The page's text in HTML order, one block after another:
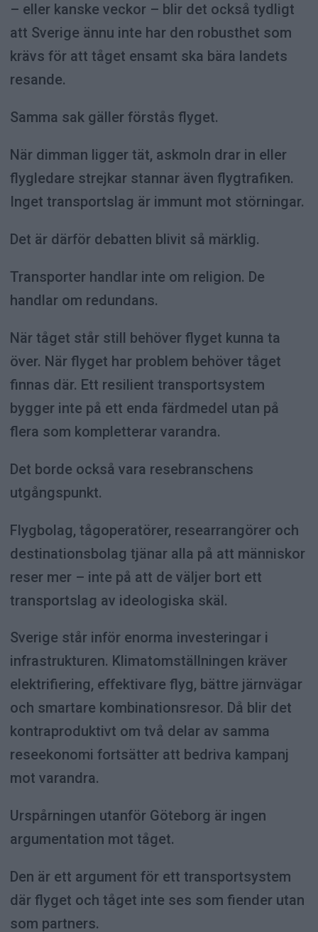
– eller kanske veckor – blir det också tydligt
att Sverige ännu inte har den robusthet som
krävs för att tåget ensamt ska bära landets
resande.
Samma sak gäller förstås flyget.
När dimman ligger tät, askmoln drar in eller
flygledare strejkar stannar även flygtrafiken.
Inget transportslag är immunt mot störningar.
Det är därför debatten blivit så märklig.
Transporter handlar inte om religion. De
handlar om redundans.
När tåget står still behöver flyget kunna ta
över. När flyget har problem behöver tåget
finnas där. Ett resilient transportsystem
bygger inte på ett enda färdmedel utan på
flera som kompletterar varandra.
Det borde också vara resebranschens
utgångspunkt.
Flygbolag, tågoperatörer, researrangörer och
destinationsbolag tjänar alla på att människor
reser mer – inte på att de väljer bort ett
transportslag av ideologiska skäl.
Sverige står inför enorma investeringar i
infrastrukturen. Klimatomställningen kräver
elektrifiering, effektivare flyg, bättre järnvägar
och smartare kombinationsresor. Då blir det
kontraproduktivt om två delar av samma
reseekonomi fortsätter att bedriva kampanj
mot varandra.
Urspårningen utanför Göteborg är ingen
argumentation mot tåget.
Den är ett argument för ett transportsystem
där flyget och tåget inte ses som fiender utan
som partners.